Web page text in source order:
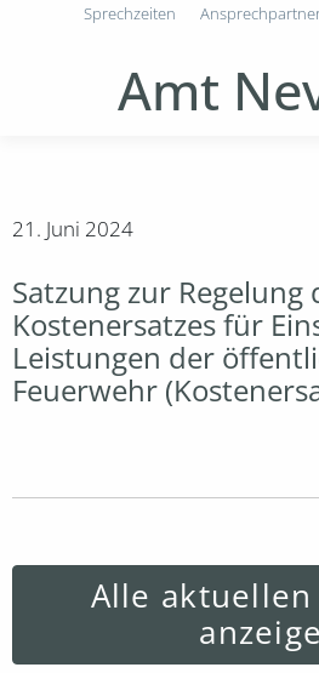
Amt
Sprechzeiten
21. Juni 2024
Satzung zur Regelung
Kostenersatzes für
Leistungen der
Feuerwehr
Alle aktuellen